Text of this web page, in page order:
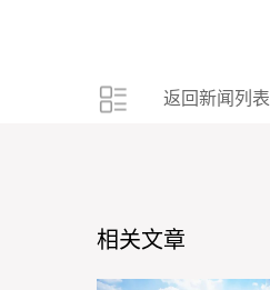
返回新闻列表
相关文章